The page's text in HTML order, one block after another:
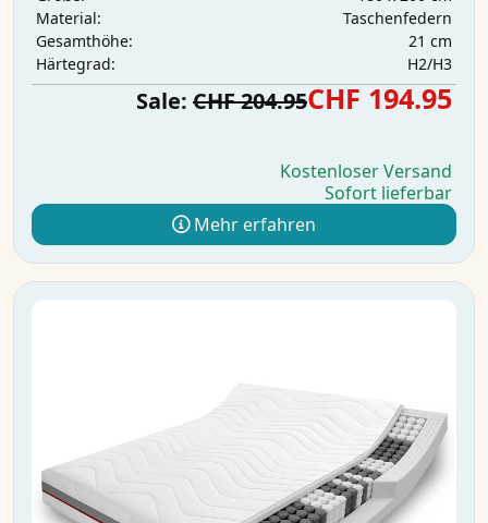
Material:
Taschenfedern
Gesamthöhe:
21 cm
Härtegrad:
H2/H3
Sale: CHF 204.95CHF 194.95
Kostenloser Versand
Sofort lieferbar
Mehr erfahren